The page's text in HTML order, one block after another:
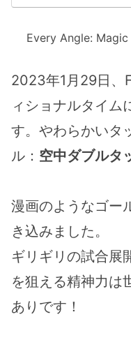
Every Angle: Magic
2023年1月29日、
ィショナルタイム
す。やわらかいタ
ル： 空中ダブルタ
漫画のようなゴー
き込みました。
ギリギリの試合展
を狙える精神力は
ありです！